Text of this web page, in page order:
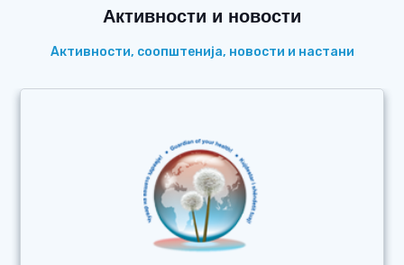
Активности и новости
Активности, соопштенија, новости и настани